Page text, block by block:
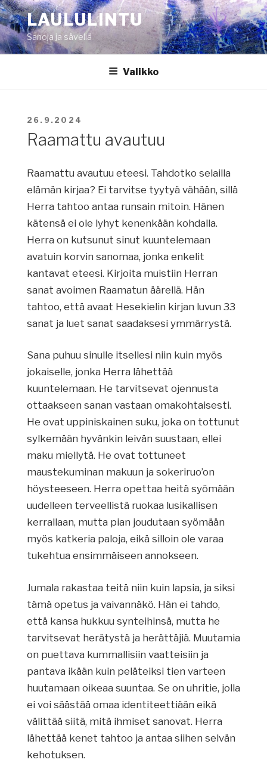
Siirry
sisältöönLAULULINTU
Sanoja ja säveliä
Valikko
JULKAISTU
26.9.2024
Raamattu avautuu
Raamattu avautuu eteesi. Tahdotko selailla
elämän kirjaa? Ei tarvitse tyytyä vähään, sillä
Herra tahtoo antaa runsain mitoin. Hänen
kätensä ei ole lyhyt kenenkään kohdalla.
Herra on kutsunut sinut kuuntelemaan
avatuin korvin sanomaa, jonka enkelit
kantavat eteesi. Kirjoita muistiin Herran
sanat avoimen Raamatun äärellä. Hän
tahtoo, että avaat Hesekielin kirjan luvun 33
sanat ja luet sanat saadaksesi ymmärrystä.
Sana puhuu sinulle itsellesi niin kuin myös
jokaiselle, jonka Herra lähettää
kuuntelemaan. He tarvitsevat ojennusta
ottaakseen sanan vastaan omakohtaisesti.
He ovat uppiniskainen suku, joka on tottunut
sylkemään hyvänkin leivän suustaan, ellei
maku miellytä. He ovat tottuneet
maustekuminan makuun ja sokeriruo’on
höysteeseen. Herra opettaa heitä syömään
uudelleen terveellistä ruokaa lusikallisen
kerrallaan, mutta pian joudutaan syömään
myös katkeria paloja, eikä silloin ole varaa
tukehtua ensimmäiseen annokseen.
Jumala rakastaa teitä niin kuin lapsia, ja siksi
tämä opetus ja vaivannäkö. Hän ei tahdo,
että kansa hukkuu synteihinsä, mutta he
tarvitsevat herätystä ja herättäjiä. Muutamia
on puettava kummallisiin vaatteisiin ja
pantava ikään kuin peläteiksi tien varteen
huutamaan oikeaa suuntaa. Se on uhritie, jolla
ei voi säästää omaa identiteettiään eikä
välittää siitä, mitä ihmiset sanovat. Herra
lähettää kenet tahtoo ja antaa siihen selvän
kehotuksen.